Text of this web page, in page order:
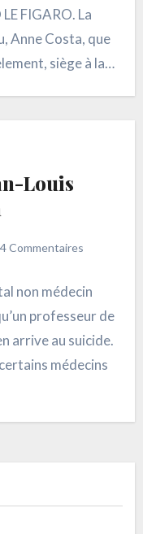
FIGARO. La
Anne Costa, que
siège à la…
Louis
Commentaires
non médecin
professeur de
arrive au suicide.
médecins